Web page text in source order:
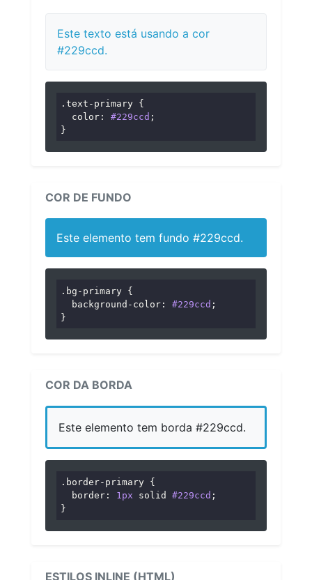
Este texto está usando a cor
#229ccd.
.text-primary {
color : #229ccd ;
}
COR DE FUNDO
Este elemento tem fundo #229ccd.
.bg-primary {
background-color : #229ccd ;
}
COR DA BORDA
Este elemento tem borda #229ccd.
.border-primary {
border : 1px solid #229ccd ;
}
ESTILOS INLINE (HTML)